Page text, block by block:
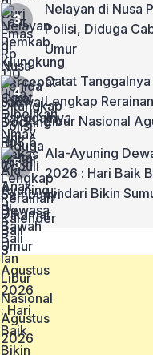
Nelayan di Nusa
Polisi, Diduga
Umur
Catat
Lengkap
Libur Nasional
Ala-Ayuning
2026 : Hari Baik
Hindari Bikin